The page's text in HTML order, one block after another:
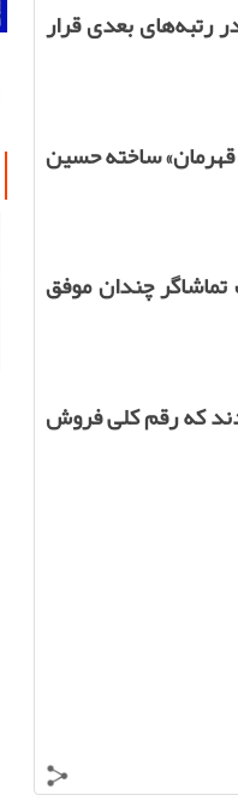
رتبه‌های بعدی قرار
ساخته حسین
چندان موفق
۳۳ میلیون و ۹۷۱‌هزار نفر بلیت خریدند که رقم کلی فروش